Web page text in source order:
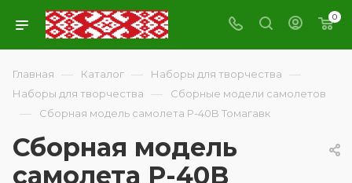
0
Главная — Каталог — Наборы для творчества —
Наборы для творчества — Сборные модели самолетов
— Сборная модель самолета P-40B Томагавк
Сборная модель
самолета P-40B